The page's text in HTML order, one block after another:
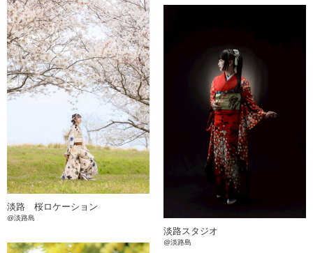
淡路 桜ロケーション
@淡路島
淡路スタジオ
@淡路島